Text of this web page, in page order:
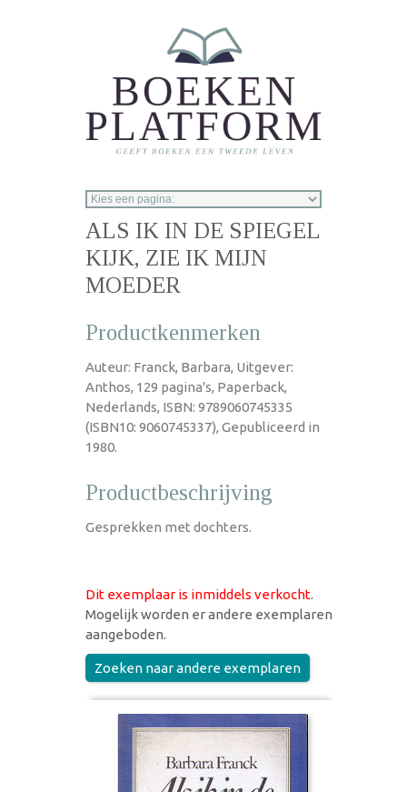
ALS IK IN DE SPIEGEL
KIJK, ZIE IK MIJN
MOEDER
Productkenmerken
Auteur: Franck, Barbara, Uitgever:
Anthos, 129 pagina's, Paperback,
Nederlands, ISBN: 9789060745335
(ISBN10: 9060745337), Gepubliceerd in
1980.
Productbeschrijving
Gesprekken met dochters.
Dit exemplaar is inmiddels verkocht.
Mogelijk worden er andere exemplaren
aangeboden.
Zoeken naar andere exemplaren